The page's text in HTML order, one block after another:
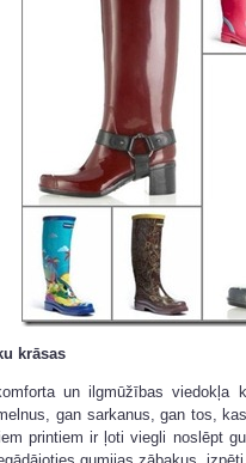
krāsas
un ilgmūžības viedokļa
gan sarkanus, gan tos,
printiem ir ļoti viegli noslēpt